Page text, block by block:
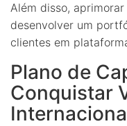
Além disso,
desenvolver um
clientes em
Plano de
Conquistar